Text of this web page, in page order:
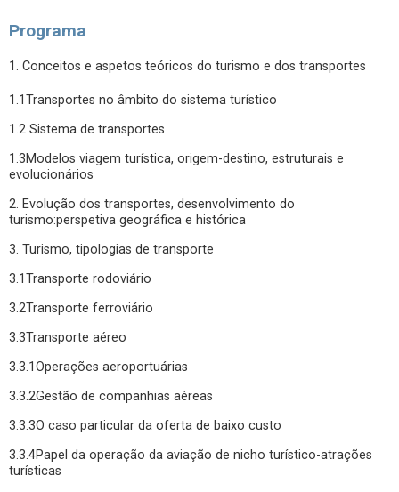
Programa
1. Conceitos e aspetos teóricos do turismo e dos transportes
1.1Transportes no âmbito do sistema turístico
1.2 Sistema de transportes
1.3Modelos viagem turística, origem-destino, estruturais e
evolucionários
2. Evolução dos transportes, desenvolvimento do
turismo:perspetiva geográfica e histórica
3. Turismo, tipologias de transporte
3.1Transporte rodoviário
3.2Transporte ferroviário
3.3Transporte aéreo
3.3.1Operações aeroportuárias
3.3.2Gestão de companhias aéreas
3.3.3O caso particular da oferta de baixo custo
3.3.4Papel da operação da aviação de nicho turístico-atrações
turísticas